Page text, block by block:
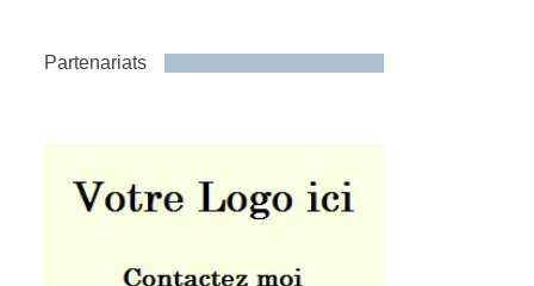
Partenariats